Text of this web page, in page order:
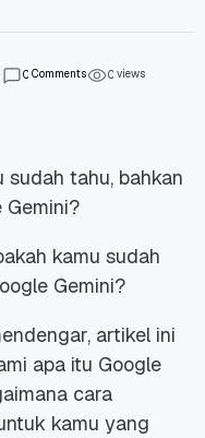
0Comments 0views
sudah tahu, bahkan
Gemini?
kamu sudah
Gemini?
artikel ini
apa itu Google
cara
kamu yang